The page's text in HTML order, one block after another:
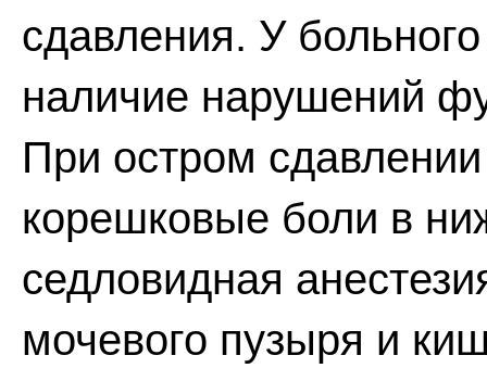
сдавления. У
наличие нарушений
При остром
корешковые боли в
седловидная
мочевого пузыря и